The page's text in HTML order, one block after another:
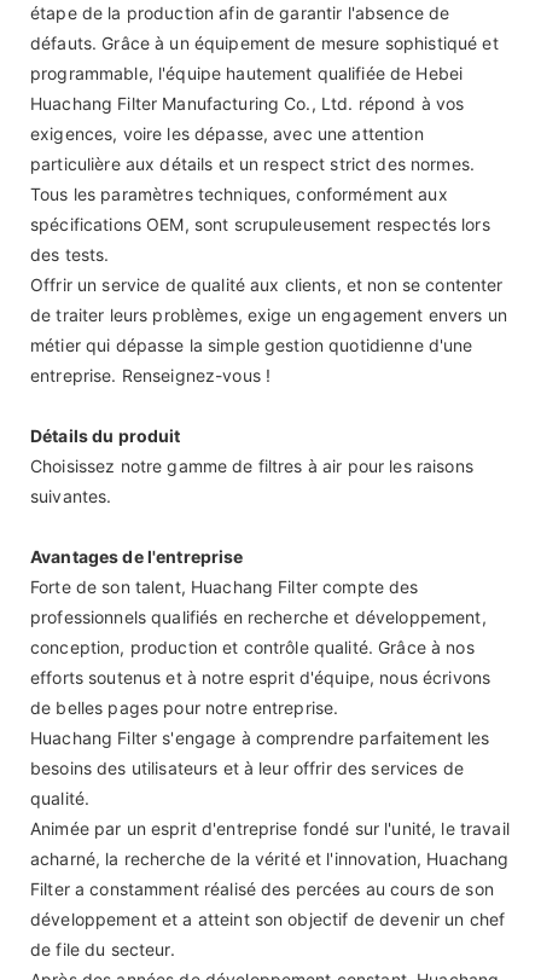
étape de la production afin de garantir l'absence de
défauts. Grâce à un équipement de mesure sophistiqué et
programmable, l'équipe hautement qualifiée de Hebei
Huachang Filter Manufacturing Co., Ltd. répond à vos
exigences, voire les dépasse, avec une attention
particulière aux détails et un respect strict des normes.
Tous les paramètres techniques, conformément aux
spécifications OEM, sont scrupuleusement respectés lors
des tests.
Offrir un service de qualité aux clients, et non se contenter
de traiter leurs problèmes, exige un engagement envers un
métier qui dépasse la simple gestion quotidienne d'une
entreprise. Renseignez-vous !
Détails du produit
Choisissez notre gamme de filtres à air pour les raisons
suivantes.
Avantages de l'entreprise
Forte de son talent, Huachang Filter compte des
professionnels qualifiés en recherche et développement,
conception, production et contrôle qualité. Grâce à nos
efforts soutenus et à notre esprit d'équipe, nous écrivons
de belles pages pour notre entreprise.
Huachang Filter s'engage à comprendre parfaitement les
besoins des utilisateurs et à leur offrir des services de
qualité.
Animée par un esprit d'entreprise fondé sur l'unité, le travail
acharné, la recherche de la vérité et l'innovation, Huachang
Filter a constamment réalisé des percées au cours de son
développement et a atteint son objectif de devenir un chef
de file du secteur.